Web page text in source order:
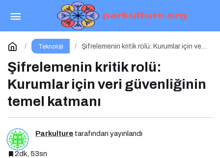
Teknoloji
Şifrelemenin kritik rolü: Kurumlar için veri
Şifrelemenin kritik rolü:
Kurumlar için veri güvenliğinin
temel katmanı
Parkulture tarafından yayınlandı
2dk, 53sn
Merkeziyetsiz Depolama: Verinin Geleceği
Web3 ile Şekilleniyor
Yorum Yap